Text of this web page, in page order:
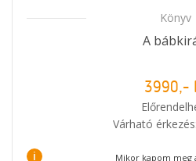
Könyv
A
3990,-
Várható
i Mikor kapom meg